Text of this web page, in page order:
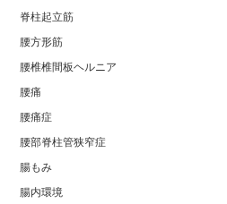
脊柱起立筋
腰方形筋
腰椎椎間板ヘルニア
腰痛
腰痛症
腰部脊柱管狭窄症
腸もみ
腸内環境